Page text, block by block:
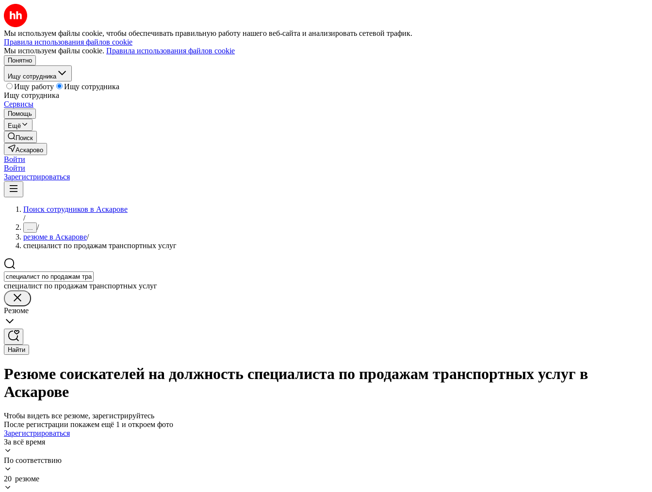
Мы используем файлы cookie, чтобы обеспечивать правильную работу нашего веб-сайта и анализировать сетевой трафик.
Правила использования файлов cookie
Мы используем файлы cookie. Правила использования файлов cookie
Понятно
Ищу сотрудника
Ищу работу
Ищу сотрудника
Ищу сотрудника
Сервисы
Помощь
Ещё
Поиск
Аскарово
Войти
Войти
Зарегистрироваться
Поиск сотрудников в Аскарове
/
... /
резюме в Аскарове/
специалист по продажам транспортных услуг
специалист по продажам транспортных услуг
Резюме
Найти
Резюме соискателей на должность специалиста по продажам транспортных услуг в
Аскарове
Чтобы видеть все резюме, зарегистрируйтесь
После регистрации покажем ещё 1 и откроем фото
Зарегистрироваться
За всё время
По соответствию
20 резюме